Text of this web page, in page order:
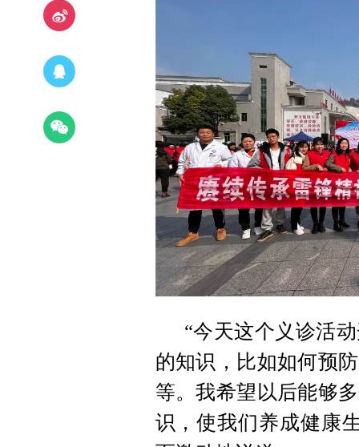
“今天这个义诊活
的知识，比如如何预
等。我希望以后能够
识，使我们养成健康